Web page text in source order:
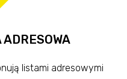
listami adresowymi